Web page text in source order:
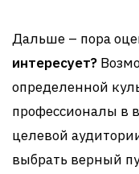
Дальше – пора
интересует?
определенной
профессионалы в
целевой
выбрать верный